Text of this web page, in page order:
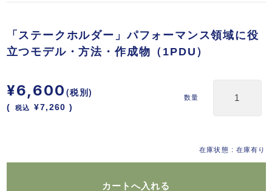
「ステークホルダー」パフォーマンス領域に役
立つモデル・方法・作成物（1PDU）
在庫状態 : 在庫有り
¥6,600 (税別)
( 税込 ¥7,260 )
数量